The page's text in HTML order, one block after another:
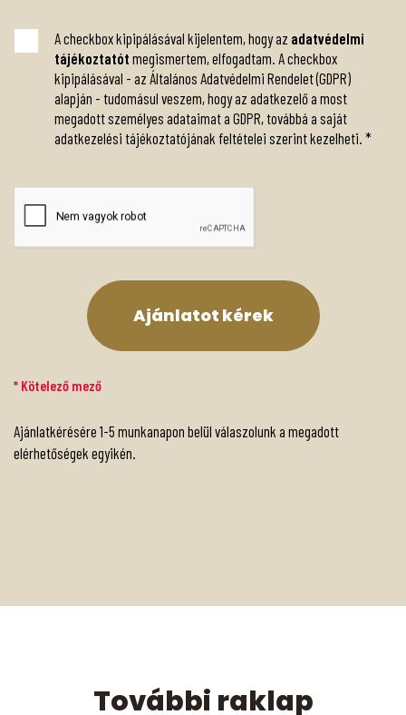
A checkbox kipipálásával kijelentem, hogy az adatvédelmi
tájékoztatót megismertem, elfogadtam. A checkbox
kipipálásával - az Általános Adatvédelmi Rendelet (GDPR)
alapján - tudomásul veszem, hogy az adatkezelő a most
megadott személyes adataimat a GDPR, továbbá a saját
adatkezelési tájékoztatójának feltételei szerint kezelheti. *
* Kötelező mező
Ajánlatkérésére 1-5 munkanapon belül válaszolunk a megadott
elérhetőségek egyikén.
További raklap